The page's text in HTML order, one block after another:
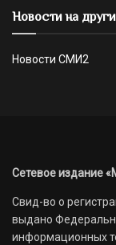
Новости на
Новости СМИ2
Сетевое издание
Свид-во о
выдано
информационных